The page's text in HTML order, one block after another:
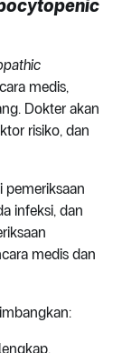
medis,
Dokter akan
risiko, dan
pemeriksaan
infeksi, dan
medis dan